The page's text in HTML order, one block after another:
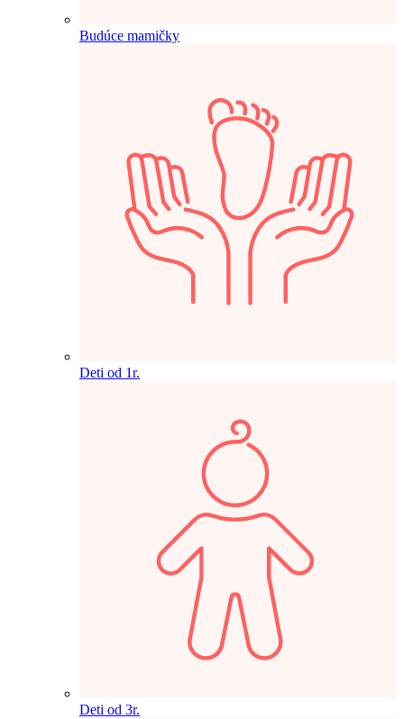
Budúce mamičky
Deti od 1r.
Deti od 3r.